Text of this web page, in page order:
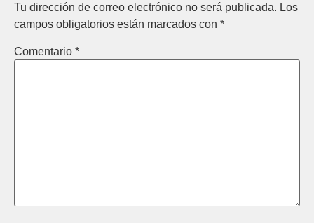
Tu dirección de correo electrónico no será publicada. Los
campos obligatorios están marcados con *
Comentario *